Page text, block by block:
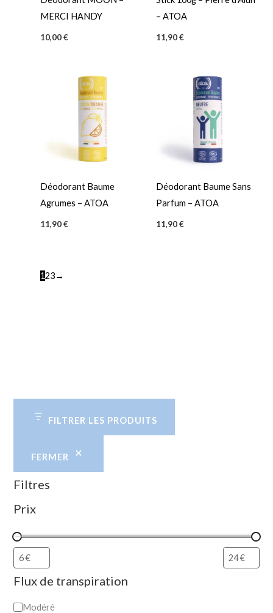
FILTRER LES PRODUITS
FERMER
Filtres
Prix
Flux de transpiration
Modéré
MERCI HANDY
10,00€
– ATOA
11,90€
Déodorant Baume
Agrumes – ATOA
11,90€
Déodorant Baume Sans
Parfum – ATOA
11,90€
123→